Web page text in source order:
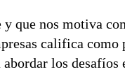
que nos motiva
califica como
los desafíos